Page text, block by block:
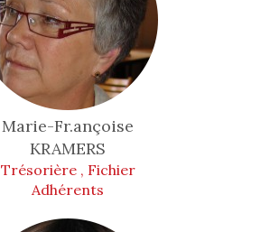
Marie-Fr.ançoise
KRAMERS
Trésorière , Fichier
Adhérents